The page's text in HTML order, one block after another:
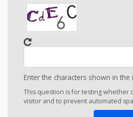
Enter the characters shown in the
This question is for testing whether
visitor and to prevent automated